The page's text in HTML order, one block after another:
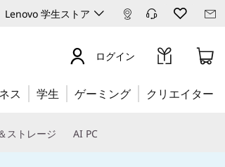
Lenovo 学生ストア
ログイン
ス 学生 ゲーミング クリエイター
ストレージ AI PC